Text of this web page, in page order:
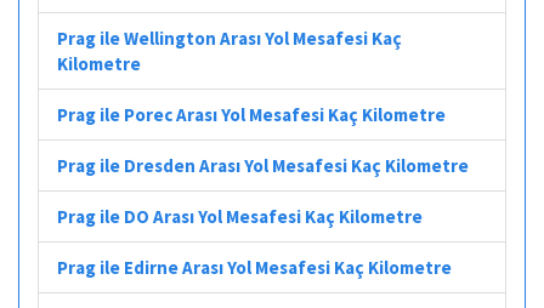
Prag ile Wellington Arası Yol Mesafesi Kaç
Kilometre
Prag ile Porec Arası Yol Mesafesi Kaç Kilometre
Prag ile Dresden Arası Yol Mesafesi Kaç Kilometre
Prag ile DO Arası Yol Mesafesi Kaç Kilometre
Prag ile Edirne Arası Yol Mesafesi Kaç Kilometre